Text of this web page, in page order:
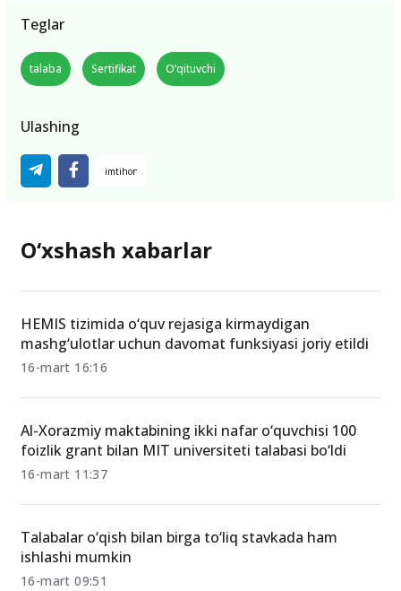
Teglar
talaba Sertifikat O‘qituvchi
Ulashing
O‘xshash xabarlar
HEMIS tizimida o‘quv rejasiga kirmaydigan
mashg‘ulotlar uchun davomat funksiyasi joriy etildi
16-mart 16:16
Al-Xorazmiy maktabining ikki nafar o‘quvchisi 100
foizlik grant bilan MIT universiteti talabasi bo‘ldi
16-mart 11:37
Talabalar o‘qish bilan birga to‘liq stavkada ham
ishlashi mumkin
16-mart 09:51